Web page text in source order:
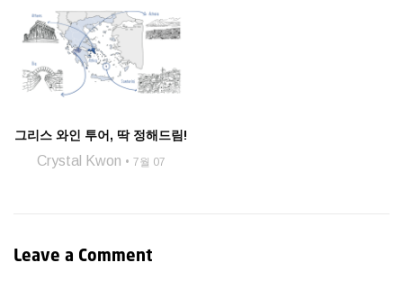
그리스 와인 투어, 딱 정해드림!
Crystal Kwon 7월 07
Leave a Comment